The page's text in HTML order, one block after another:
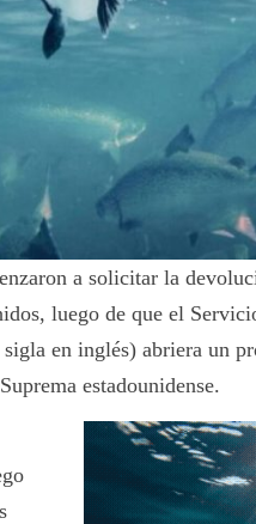
a solicitar la
luego de que el
en inglés) abriera un
estadounidense.